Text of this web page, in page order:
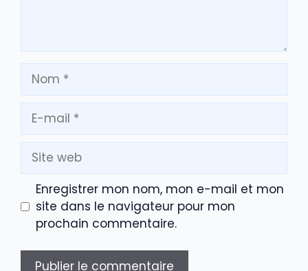
Nom
mail
Site
web
Enregistrer mon nom, mon e-mail et mon
site dans le navigateur pour mon
prochain commentaire.